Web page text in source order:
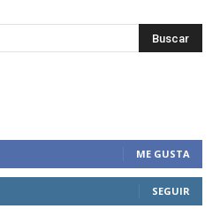
ME GUSTA
SEGUIR